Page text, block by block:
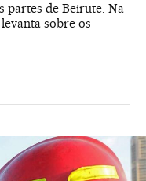
partes de Beirute. Na
sobre os